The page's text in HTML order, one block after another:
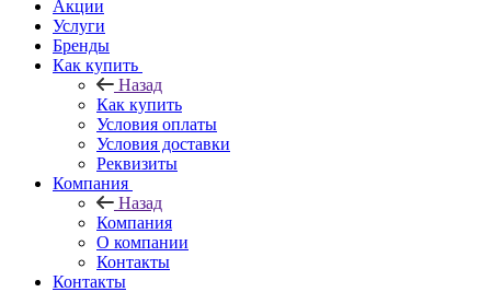
Акции
Услуги
Бренды
Как купить
Назад
Как купить
Условия оплаты
Условия доставки
Реквизиты
Компания
Назад
Компания
О компании
Контакты
Контакты